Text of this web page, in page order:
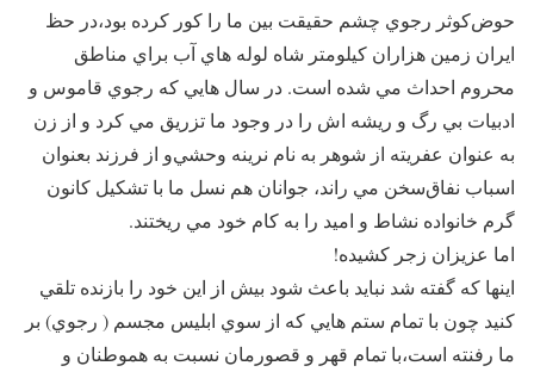
حوض‌كوثر رجوي چشم حقيقت بين ما را كور كرده بود‌،در حظ
ايران زمين هزاران كيلومتر شاه لوله هاي آب براي مناطق
محروم احداث مي شده است. در سال هايي كه رجوي قاموس و
ادبيات بي رگ و ريشه اش را در وجود ما تزريق مي كرد و از زن
به عنوان عفريته‌ از شوهر به نام نرينه وحشي‌و از فرزند بعنوان
‌اسباب نفاق‌سخن مي راند،‌ جوانان هم نسل ما با تشكيل كانون
گرم خانواده نشاط و اميد را به كام خود مي ريختند.
اما عزيزان زجر كشيده!‌
اينها كه گفته شد نبايد باعث شود بيش از اين خود را بازنده تلقي
كنيد چون با تمام ستم هايي كه از سوي ابليس مجسم ( رجوي) بر
ما رفنته است‌،با تمام قهر و قصورمان نسبت به هموطنان و